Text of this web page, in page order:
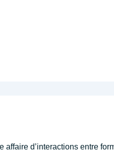
affaire d’interactions entre